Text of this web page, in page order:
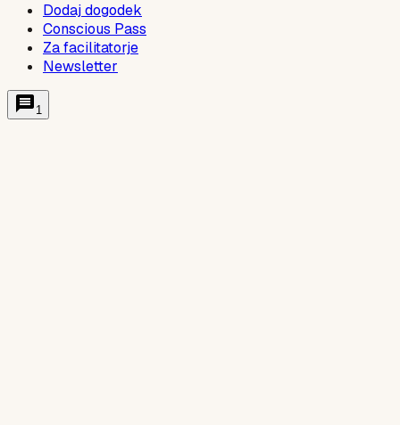
Dodaj dogodek
Conscious Pass
Za facilitatorje
Newsletter
1